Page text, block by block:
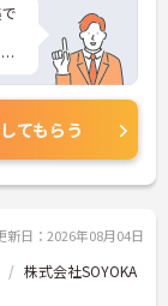
てもらう
新日：2026年08月04日
株式会社SOYOKA